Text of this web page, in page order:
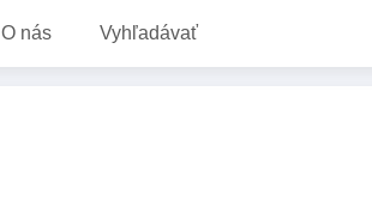
O nás Vyhľadávať